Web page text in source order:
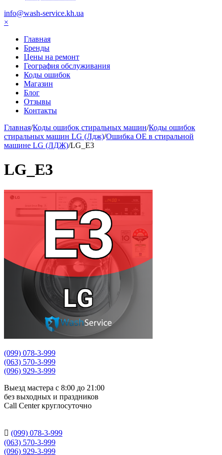
info@wash-service.kh.ua
×
Главная
Бренды
Цены на ремонт
География обслуживания
Коды ошибок
Магазин
Блог
Отзывы
Контакты
Главная/Коды ошибок стиральных машин/Коды ошибок
стиральных машин LG (Лдж)/Ошибка ОЕ в стиральной
машине LG (ЛДЖ)/LG_E3
LG_E3
(099) 078-3-999
(063) 570-3-999
(096) 929-3-999
Выезд мастера с 8:00 до 21:00
без выходных и праздников
Сall Сenter круглосуточно
 (099) 078-3-999
(063) 570-3-999
(096) 929-3-999